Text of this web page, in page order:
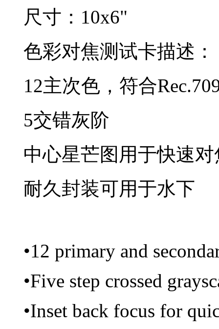
尺寸：10x6"
色彩对焦测试卡描述：
12主次色，符合
5交错灰阶
中心星芒图用于快速对
耐久封装可用于水下
•12 primary and
•Five step crossed
•Inset back focus for